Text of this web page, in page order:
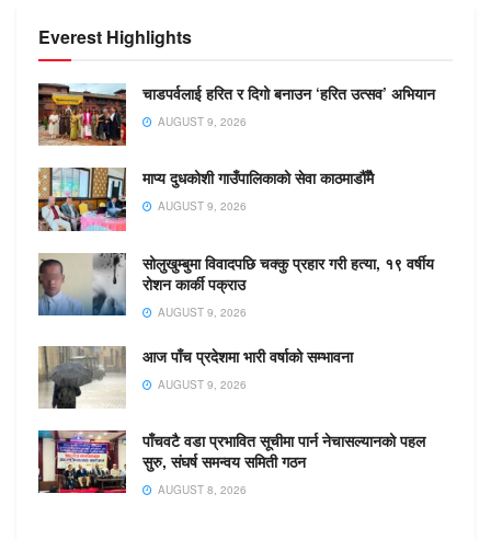
Everest Highlights
चाडपर्वलाई हरित र दिगो बनाउन ‘हरित उत्सव’ अभियान
AUGUST 9, 2026
माप्य दुधकोशी गाउँपालिकाको सेवा काठमाडौँमै
AUGUST 9, 2026
सोलुखुम्बुमा विवादपछि चक्कु प्रहार गरी हत्या, १९ वर्षीय
रोशन कार्की पक्राउ
AUGUST 9, 2026
आज पाँच प्रदेशमा भारी वर्षाको सम्भावना
AUGUST 9, 2026
पाँचवटै वडा प्रभावित सूचीमा पार्न नेचासल्यानको पहल
सुरु, संघर्ष समन्वय समिती गठन
AUGUST 8, 2026